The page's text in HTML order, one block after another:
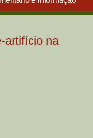
artifício na